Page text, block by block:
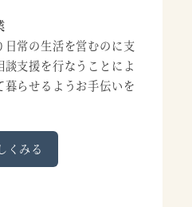
常の生活を営むのに支
支援を行なうことによ
暮らせるようお手伝いを
くみる